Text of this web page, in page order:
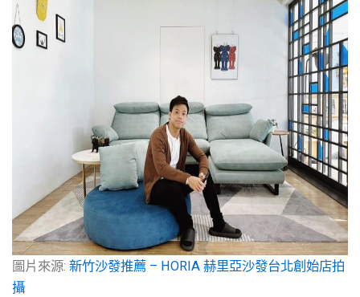
圖片來源: 新竹沙發推薦 – HORIA 赫里亞沙發台北創始店拍
攝